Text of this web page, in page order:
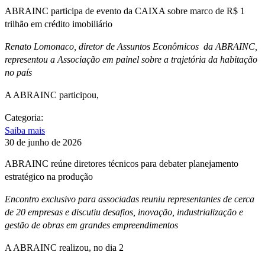
ABRAINC participa de evento da CAIXA sobre marco de R$ 1
trilhão em crédito imobiliário
Renato Lomonaco, diretor de Assuntos Econômicos da ABRAINC,
representou a Associação em painel sobre a trajetória da habitação
no país
A ABRAINC participou,
Categoria:
Saiba mais
30 de junho de 2026
ABRAINC reúne diretores técnicos para debater planejamento
estratégico na produção
Encontro exclusivo para associadas reuniu representantes de cerca
de 20 empresas e discutiu desafios, inovação, industrialização e
gestão de obras em grandes empreendimentos
A ABRAINC realizou, no dia 2